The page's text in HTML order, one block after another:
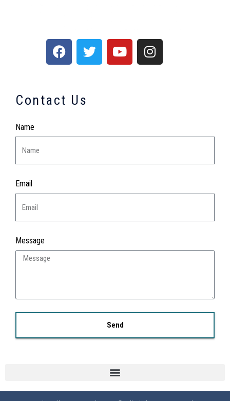
Contact Us
Name
Email
Message
Send